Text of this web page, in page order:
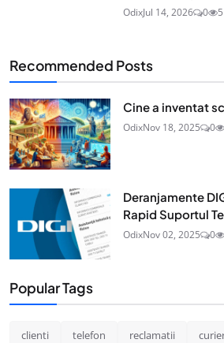
OdixJul 14, 2026 0 5
Recommended Posts
Cine a inventat
OdixNov 18, 2025 0
Deranjamente
Rapid Suportul
OdixNov 02, 2025 0
Popular Tags
clienti telefon reclamatii